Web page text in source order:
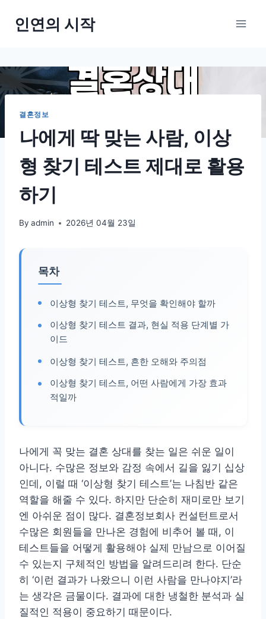
인연의 시작
결혼정보
나에게 딱 맞는 사람, 이상
형 찾기 테스트 제대로 활용
하기
By admin 2026년 04월 23일
목차
이상형 찾기 테스트, 무엇을 확인해야 할까
이상형 찾기 테스트 결과, 현실 적용 단계별 가
이드
이상형 찾기 테스트, 흔한 오해와 주의점
이상형 찾기 테스트, 어떤 사람에게 가장 효과
적일까
나에게 꼭 맞는 결혼 상대를 찾는 일은 쉬운 일이
아니다. 수많은 정보와 감정 속에서 길을 잃기 십상
인데, 이럴 때 ‘이상형 찾기 테스트’는 나침반 같은
역할을 해줄 수 있다. 하지만 단순히 재미로만 보기
엔 아쉬운 점이 많다. 결혼정보회사 컨설턴트로서
수많은 회원들을 만나온 경험에 비추어 볼 때, 이
테스트들을 어떻게 활용해야 실제 만남으로 이어질
수 있는지 구체적인 방법을 알려드리려 한다. 단순
히 ‘이런 결과가 나왔으니 이런 사람을 만나야지’라
는 생각은 금물이다. 결과에 대한 냉철한 분석과 실
질적인 적용이 중요하기 때문이다.